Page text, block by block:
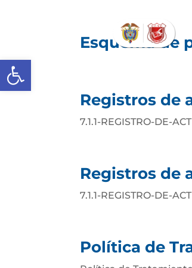
Abrir barra de herramientas
Esquema de
Registros de
7.1.1-REGISTRO-DE-
Registros de
7.1.1-REGISTRO-DE-
Política de